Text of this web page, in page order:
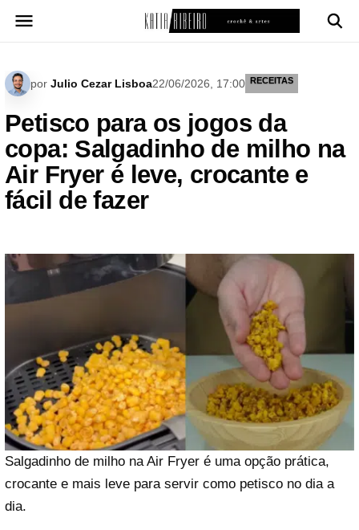
para
por Julio Cezar Lisboa22/06/2026, 17:00 RECEITAS
Petisco para os jogos da
copa: Salgadinho de milho na
Air Fryer é leve, crocante e
fácil de fazer
Salgadinho de milho na Air Fryer é uma opção prática,
crocante e mais leve para servir como petisco no dia a
dia.